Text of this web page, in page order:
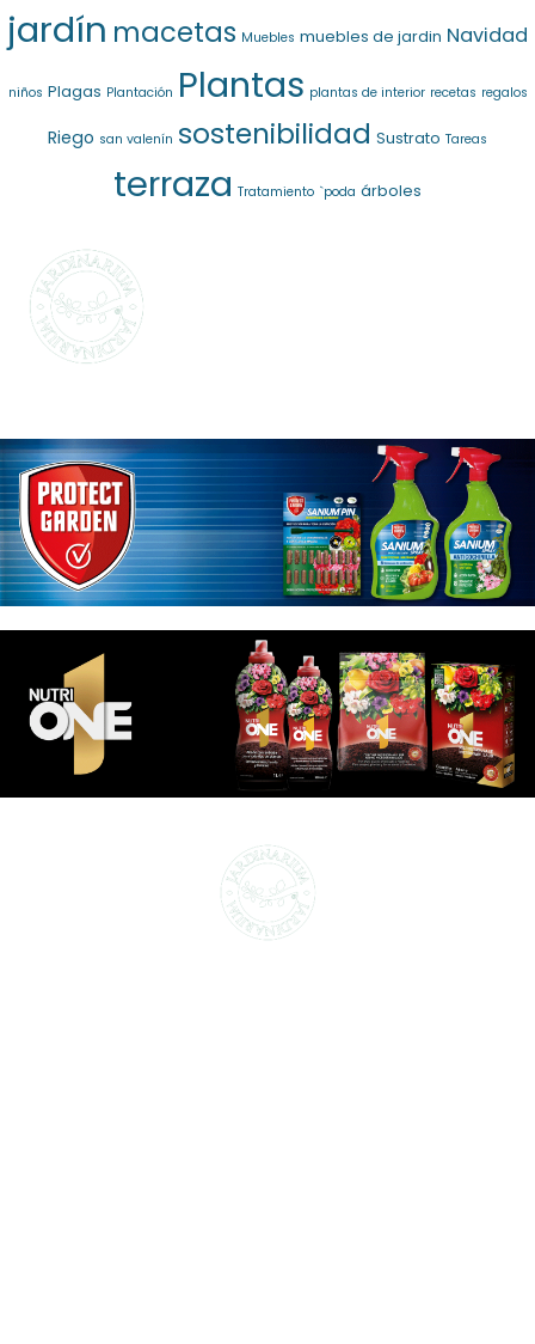
jardín macetas Muebles muebles de jardin Navidad
niños Plagas Plantación Plantas plantas de interior recetas regalos
Riego san valenín sostenibilidad Sustrato Tareas
terraza Tratamiento `poda árboles